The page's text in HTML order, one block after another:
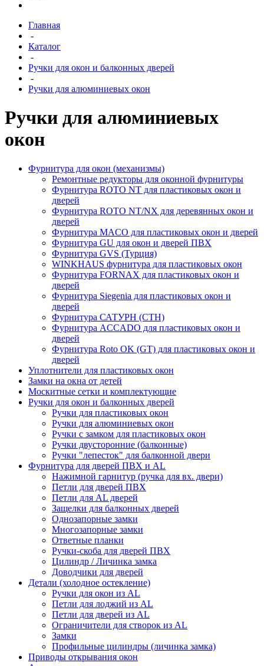
Главная
-
Каталог
-
Ручки для окон и балконных дверей
-
Ручки для алюминиевых окон
Ручки для алюминиевых
окон
Фурнитура для окон (механизмы)
Ремонтные редукторы для оконной фурнитуры
Фурнитура ROTO NT для пластиковых окон и
дверей
Фурнитура ROTO NT/NX для деревянных окон и
дверей
Фурнитура MACO для пластиковых окон и дверей
Фурнитура GU для окон и дверей ПВХ
Фурнитура GVS (Турция)
WINKHAUS фурнитура для пластиковых окон
Фурнитура FORNAX для пластиковых окон и
дверей
Фурнитура Siegenia для пластиковых окон и
дверей
Фурнитура САТУРН (СТН)
Фурнитура ACCADO для пластиковых окон и
дверей
Фурнитура Roto OK (GT) для пластиковых окон и
дверей
Уплотнители для пластиковых окон
Замки на окна от детей
Москитные сетки и комплектующие
Ручки для окон и балконных дверей
Ручки для пластиковых окон
Ручки для алюминиевых окон
Ручки с замком для пластиковых окон
Ручки двусторонние (балконные)
Ручки "лепесток" для балконной двери
Фурнитура для дверей ПВХ и AL
Нажимной гарнитур (ручка для вх. двери)
Петли для дверей ПВХ
Петли для AL дверей
Защелки для балконных дверей
Однозапорные замки
Многозапорные замки
Ответные планки
Ручки-скоба для дверей ПВХ
Цилиндр / Личинка замка
Доводчики для дверей
Детали (холодное остекление)
Ручки для окон из AL
Петли для лоджий из AL
Петли для дверей из AL
Ограничители для створок из AL
Замки
Профильные цилиндры (личинка замка)
Приводы открывания окон